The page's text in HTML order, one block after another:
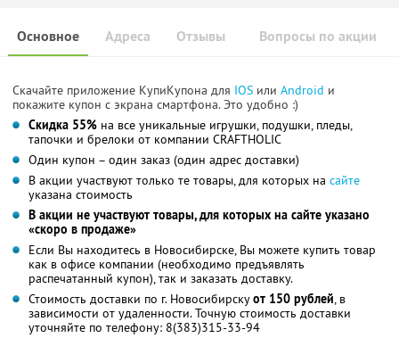
Основное Отзывы Вопросы по акции
Адреса
Скачайте приложение КупиКупона для IOS или Android и
покажите купон с экрана смартфона. Это удобно :)
Скидка 55% на все уникальные игрушки, подушки, пледы,
тапочки и брелоки от компании CRAFTHOLIC
Один купон – один заказ (один адрес доставки)
В акции участвуют только те товары, для которых на сайте
указана стоимость
В акции не участвуют товары, для которых на сайте указано
«скоро в продаже»
Если Вы находитесь в Новосибирске, Вы можете купить товар
как в офисе компании (необходимо предъявлять
распечатанный купон), так и заказать доставку.
Стоимость доставки по г. Новосибирскуот 150 рублей, в
зависимости от удаленности. Точную стоимость доставки
уточняйте по телефону: 8(383)315-33-94